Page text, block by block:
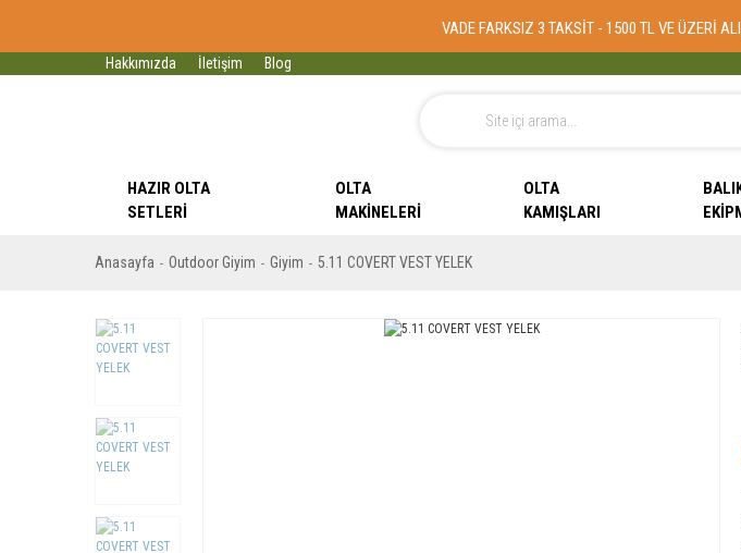
VADE FARKSIZ 3 TAKSİT - 1500 TL VE ÜZERİ
Hakkımızda İletişim Blog
HAZIR OLTA
SETLERI
OLTA
MAKINELERI
OLTA
KAMIŞLARI
Anasayfa Outdoor Giyim Giyim 5.11 COVERT VEST YELEK